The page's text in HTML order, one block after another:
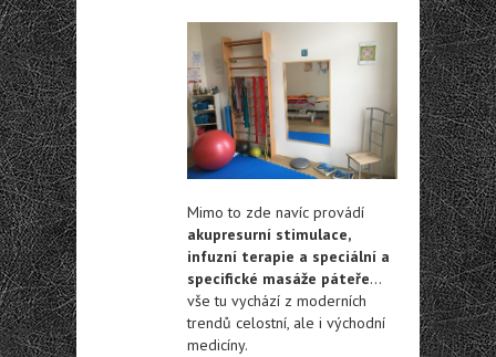
Mimo to zde navíc provádí
akupresurní stimulace,
infuzní terapie a speciální a
specifické masáže páteře…
vše tu vychází z moderních
trendů celostní, ale i východní
medicíny.